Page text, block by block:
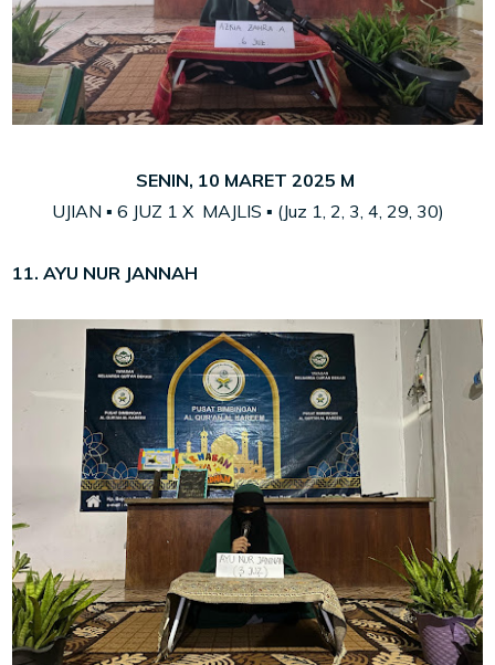
SENIN, 10 MARET 2025 M
UJIAN ▪ 6 JUZ 1 X MAJLIS ▪ (Juz 1, 2, 3, 4, 29, 30)
11. AYU NUR JANNAH